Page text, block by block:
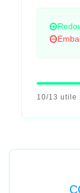
10/13 utile